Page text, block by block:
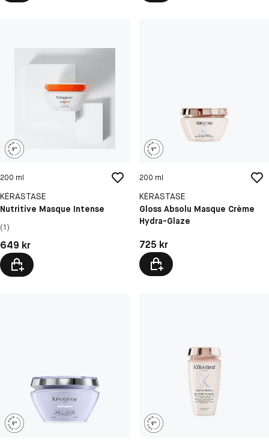
200 ml
KÉRASTASE
Nutritive Masque Intense
(1)
Pris: 649 kr
649 kr
200 ml
KÉRASTASE
Gloss Absolu Masque Crème
Hydra-Glaze
Pris: 725 kr
725 kr